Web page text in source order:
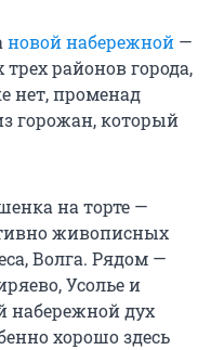
новой набережной —
районов города,
нет, променад
горожан, который
на торте —
живописных
Волга. Рядом —
Усолье и
набережной дух
хорошо здесь